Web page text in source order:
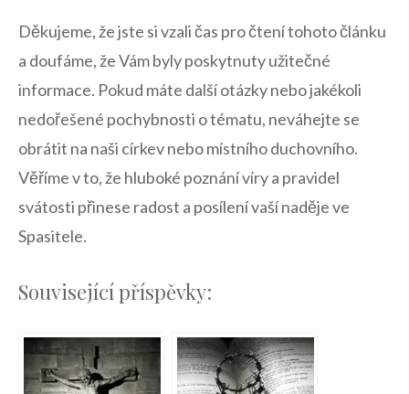
Děkujeme, že‍ jste ‍si vzali čas pro‌ čtení ​tohoto článku
a doufáme, že⁣ Vám byly ​poskytnuty užitečné
informace. Pokud máte další otázky nebo jakékoli
nedořešené pochybnosti ⁤o tématu, ‍neváhejte se
obrátit ‌na naši církev ‌nebo⁤ místního ​duchovního.
Věříme‌ v to, že hluboké poznání⁣ víry a‌ pravidel
svátosti přinese radost a posílení vaší naděje‌ ve
Spasitele.⁣
Související příspěvky: